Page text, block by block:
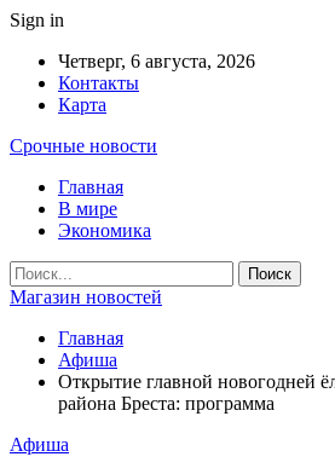
Sign in
Четверг, 6 августа, 2026
Контакты
Карта
Срочные новости
Главная
В мире
Экономика
Магазин новостей
Главная
Афиша
Открытие главной новогодней
района Бреста: программа
Афиша